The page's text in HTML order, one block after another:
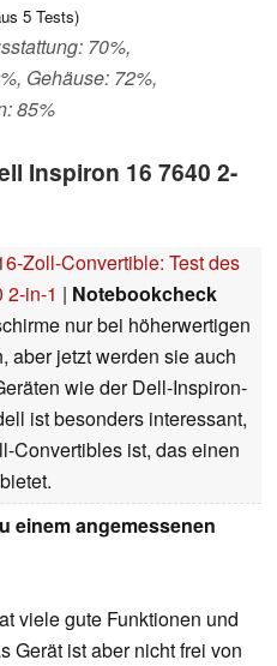
5 Tests)
70%,
Gehäuse: 72%,
85%
Inspiron 16 7640 2-
Zoll-Convertible: Test des
2-in-1 | Notebookcheck
nur bei höherwertigen
aber jetzt werden sie auch
wie der Dell-Inspiron-
ist besonders interessant,
Convertibles ist, das einen
einem angemessenen
viele gute Funktionen und
Gerät ist aber nicht frei von